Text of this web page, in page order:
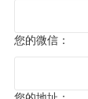
您的微信：